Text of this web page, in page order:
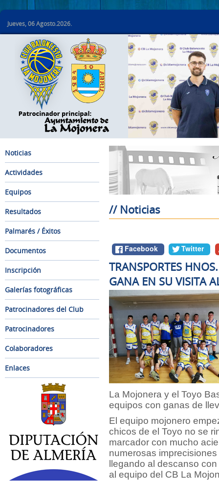
Jueves, 06 Agosto.2026.
Noticias
Actividades
Equipos
Resultados
Palmarés / Éxitos
Documentos
Inscripción
Galerías fotográficas
Patrocinadores del Club
Patrocinadores
Colaboradores
Enlaces
// Noticias
Facebook Twitter
TRANSPORTES
GANA EN SU VISITA
La Mojonera y el Toyo
equipos con ganas de
El equipo mojonero
chicos de el Toyo no se
marcador con mucho
numerosas
llegando al descanso
al equipo del CB La